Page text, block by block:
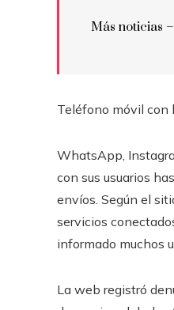
Más noticias –
Teléfono móvil
WhatsApp,
con sus usuarios
envíos. Según el
servicios
informado muchos
La web registró